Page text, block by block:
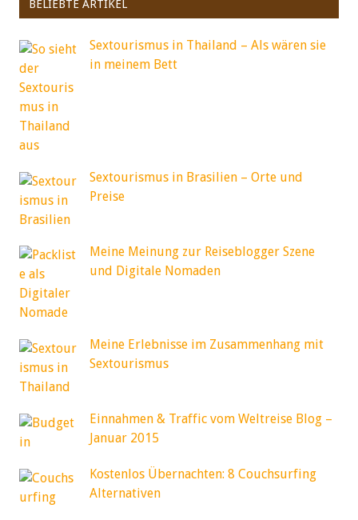
BELIEBTE ARTIKEL
Sextourismus in Thailand – Als wären sie
in meinem Bett
Sextourismus in Brasilien – Orte und
Preise
Meine Meinung zur Reiseblogger Szene
und Digitale Nomaden
Meine Erlebnisse im Zusammenhang mit
Sextourismus
Einnahmen & Traffic vom Weltreise Blog –
Januar 2015
Kostenlos Übernachten: 8 Couchsurfing
Alternativen